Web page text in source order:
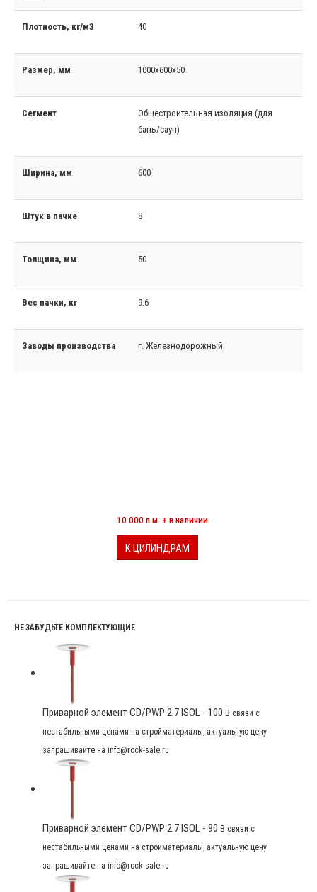
Плотность, кг/м3 40
Размер, мм 1000x600x50
Сегмент
Общестроительная изоляция (для
бань/саун)
Ширина, мм 600
Штук в пачке 8
Толщина, мм 50
Вес пачки, кг 9.6
Заводы производства г. Железнодорожный
10 000 п.м. + в наличии
К ЦИЛИНДРАМ
НЕ ЗАБУДЬТЕ КОМПЛЕКТУЮЩИЕ
Приварной элемент CD/PWP 2.7 ISOL - 100 В связи с
нестабильными ценами на стройматериалы, актуальную цену
запрашивайте на info@rock-sale.ru
Приварной элемент CD/PWP 2.7 ISOL - 90 В связи с
нестабильными ценами на стройматериалы, актуальную цену
запрашивайте на info@rock-sale.ru